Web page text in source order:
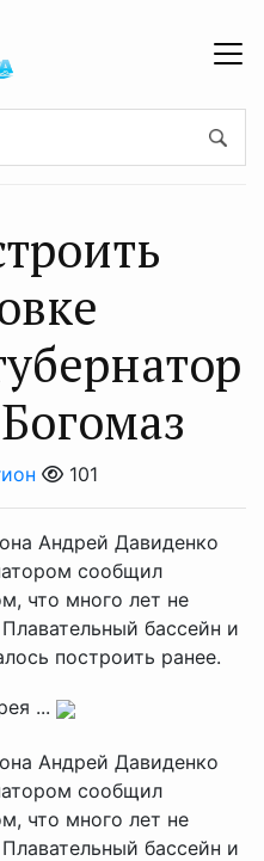
101
Андрей Давиденко
сообщил
что много лет не
бассейн и
построить ранее.
...
Андрей Давиденко
сообщил
что много лет не
бассейн и